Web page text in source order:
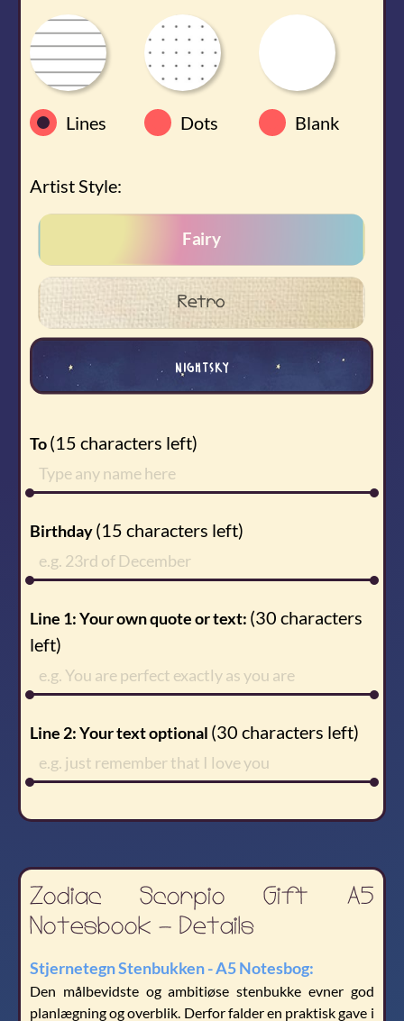
Zodiac Scorpio Gift A5
Notesbook - Details
Stjernetegn Stenbukken - A5 Notesbog:
Den målbevidste og ambitiøse stenbukke evner god
planlægning og overblik. Derfor falder en praktisk gave i
Lines Dots Blank
Artist Style:
Fairy
Retro
nightsky
To(15 characters left)
Birthday(15 characters left)
Line 1: Your own quote or text: (30 characters
left)
Line 2: Your text optional (30 characters left)